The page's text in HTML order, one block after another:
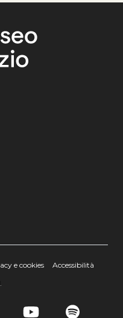
e cookies
Accessibilità